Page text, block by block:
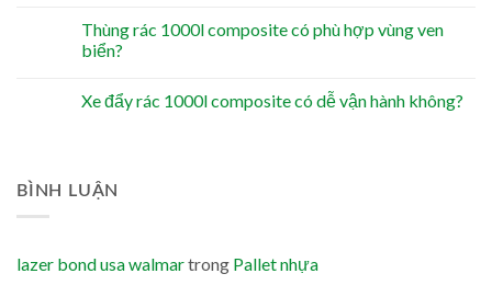
Thùng rác 1000l composite có phù hợp vùng ven
biển?
Xe đẩy rác 1000l composite có dễ vận hành không?
BÌNH LUẬN
lazer bond usa walmartrong Pallet nhựa